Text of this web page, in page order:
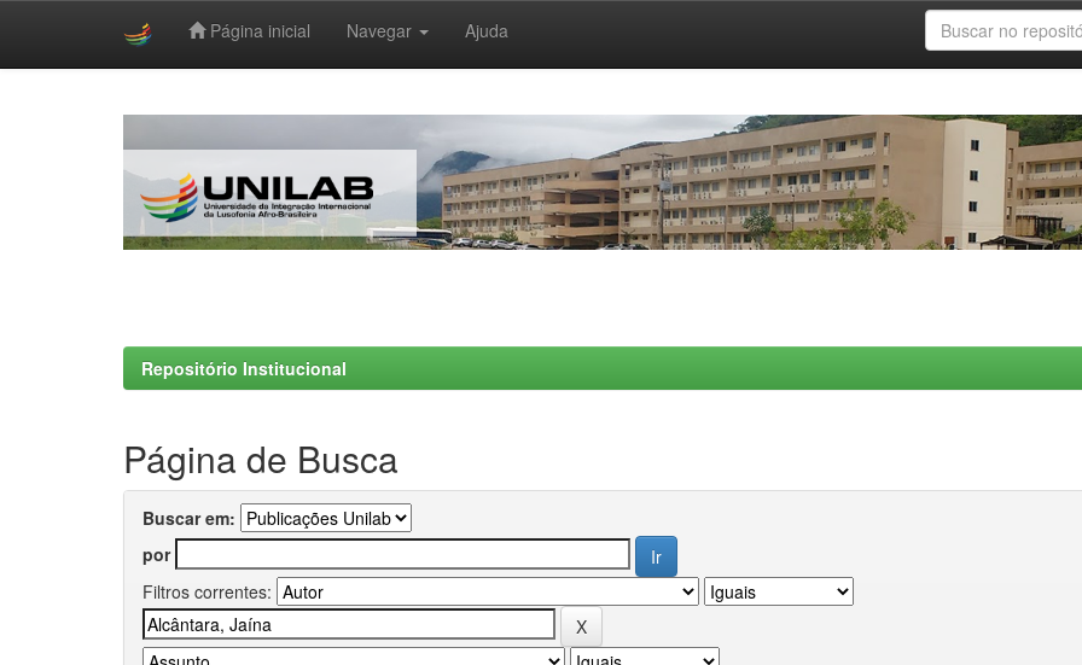
Página inicial Navegar Ajuda
Repositório Institucional
Página de Busca
Buscar em:
por
Filtros correntes: